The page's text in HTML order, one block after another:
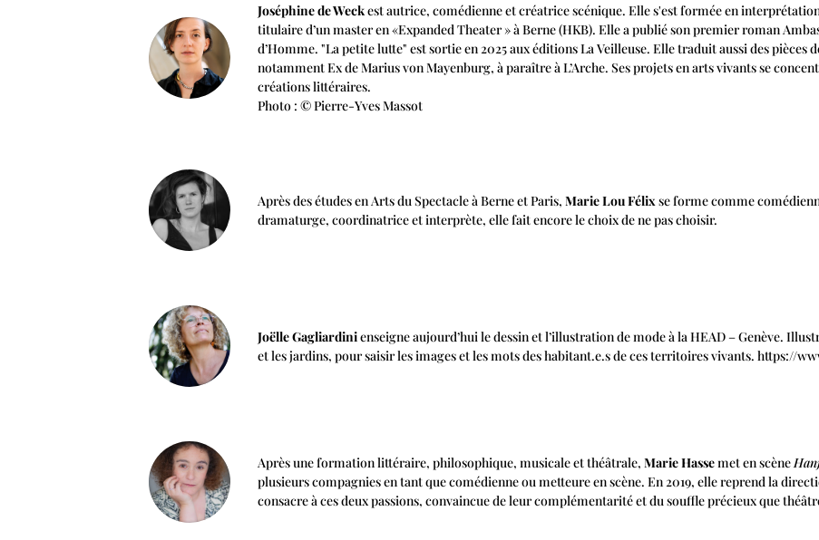
Joséphine de Weckest autrice, comédienne et créatrice scénique. Elle s'est formée en
titulaire d’un master en «Expanded Theater » à Berne (HKB). Elle a publié son premier roman
d’Homme. "La petite lutte" est sortie en 2025 aux éditions La Veilleuse. Elle traduit aussi des pièces
notamment Ex de Marius von Mayenburg, à paraître à L’Arche. Ses projets en arts vivants se
créations littéraires.
Photo : © Pierre-Yves Massot
Après des études en Arts du Spectacle à Berne et Paris,Marie Lou Félix se forme comme
dramaturge, coordinatrice et interprète, elle fait encore le choix de ne pas choisir.
Joëlle Gagliardinienseigne aujourd’hui le dessin et l’illustration de mode à la HEAD – Genève.
et les jardins, pour saisir les images et les mots des habitant.e.s de ces territoires vivants. https://
Après une formation littéraire, philosophique, musicale et théâtrale,Marie Hassemet en scène
plusieurs compagnies en tant que comédienne ou metteure en scène. En 2019, elle reprend la
consacre à ces deux passions, convaincue de leur complémentarité et du souffle précieux que